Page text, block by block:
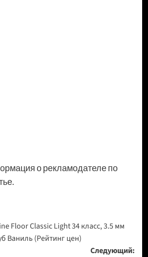
о рекламодателе по
Floor Classic Light 34 класс, 3.5 мм
Ваниль (Рейтинг цен)
Следующий: